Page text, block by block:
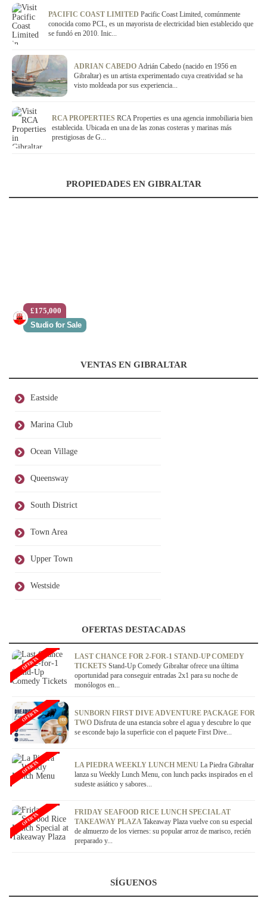
PACIFIC COAST LIMITED Pacific Coast Limited, comúnmente
conocida como PCL, es un mayorista de electricidad bien establecido que
se fundó en 2010. Inic...
ADRIAN CABEDO Adrián Cabedo (nacido en 1956 en
Gibraltar) es un artista experimentado cuya creatividad se ha
visto moldeada por sus experiencia...
RCA PROPERTIES RCA Properties es una agencia inmobiliaria bien
establecida. Ubicada en una de las zonas costeras y marinas más
prestigiosas de G...
PROPIEDADES EN GIBRALTAR
£175,000
Studio for Sale
VENTAS EN GIBRALTAR
Eastside
Marina Club
Ocean Village
Queensway
South District
Town Area
Upper Town
Westside
OFERTAS DESTACADAS
LAST CHANCE FOR 2-FOR-1 STAND-UP COMEDY
TICKETS Stand-Up Comedy Gibraltar ofrece una última
oportunidad para conseguir entradas 2x1 para su noche de
monólogos en...
OFERTA
SUNBORN FIRST DIVE ADVENTURE PACKAGE FOR
TWO Disfruta de una estancia sobre el agua y descubre lo que
se esconde bajo la superficie con el paquete First Dive...
OFERTA
LA PIEDRA WEEKLY LUNCH MENU La Piedra Gibraltar
lanza su Weekly Lunch Menu, con lunch packs inspirados en el
sudeste asiático y sabores...
OFERTA
FRIDAY SEAFOOD RICE LUNCH SPECIAL AT
TAKEAWAY PLAZATakeaway Plaza vuelve con su especial
de almuerzo de los viernes: su popular arroz de marisco, recién
preparado y...
OFERTA
SÍGUENOS